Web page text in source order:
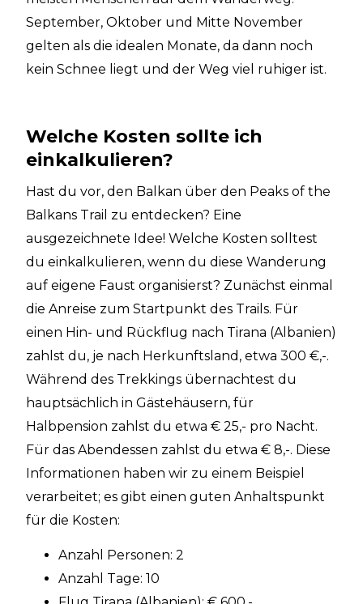
September, Oktober und Mitte November
gelten als die idealen Monate, da dann noch
kein Schnee liegt und der Weg viel ruhiger ist.
Welche Kosten sollte ich
einkalkulieren?
Hast du vor, den Balkan über den Peaks of the
Balkans Trail zu entdecken? Eine
ausgezeichnete Idee! Welche Kosten solltest
du einkalkulieren, wenn du diese Wanderung
auf eigene Faust organisierst? Zunächst einmal
die Anreise zum Startpunkt des Trails. Für
einen Hin- und Rückflug nach Tirana (Albanien)
zahlst du, je nach Herkunftsland, etwa 300 €,-.
Während des Trekkings übernachtest du
hauptsächlich in Gästehäusern, für
Halbpension zahlst du etwa € 25,- pro Nacht.
Für das Abendessen zahlst du etwa € 8,-. Diese
Informationen haben wir zu einem Beispiel
verarbeitet; es gibt einen guten Anhaltspunkt
für die Kosten:
Anzahl Personen: 2
Anzahl Tage: 10